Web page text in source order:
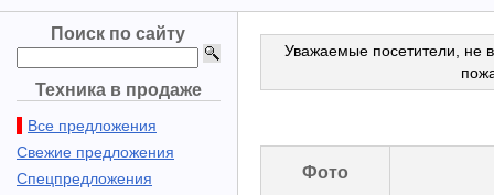
Поиск по сайту
Техника в продаже
Все предложения
Свежие предложения
Спецпредложения
Уважаемые посетители, не
Фото